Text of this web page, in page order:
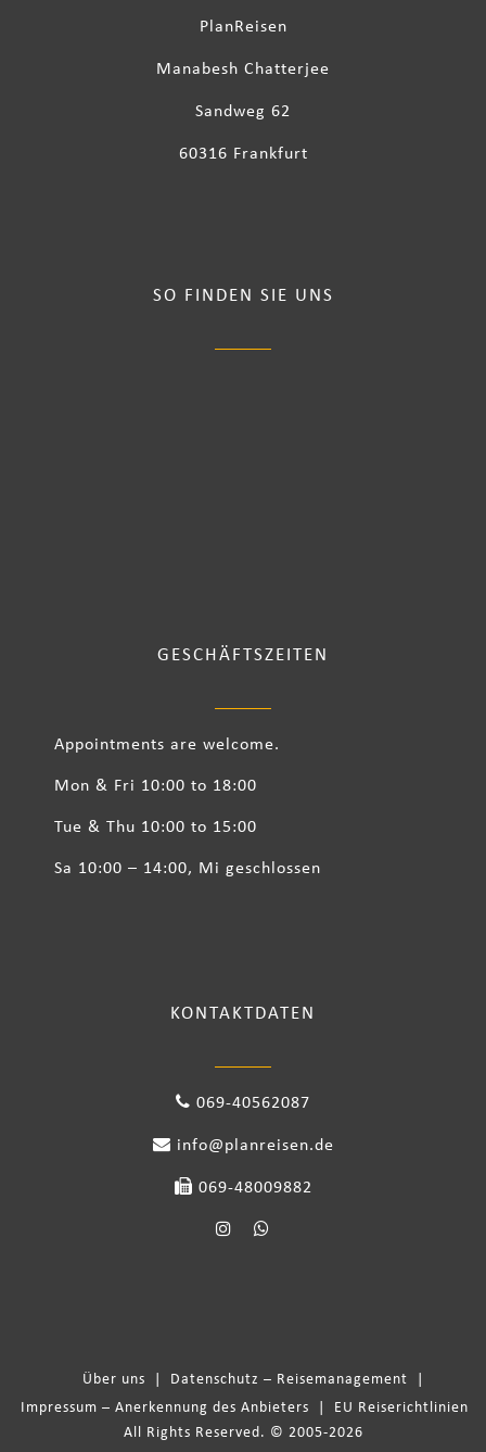
PlanReisen
Manabesh Chatterjee
Sandweg 62
60316 Frankfurt
SO FINDEN SIE UNS
GESCHÄFTSZEITEN
Appointments are welcome.
Mon & Fri 10:00 to 18:00
Tue & Thu 10:00 to 15:00
Sa 10:00 – 14:00, Mi geschlossen
KONTAKTDATEN
069-40562087
info@planreisen.de
069-48009882
Über uns Datenschutz – Reisemanagement
Impressum – Anerkennung des Anbieters
EU Reiserichtlinien
All Rights Reserved. © 2005-2026